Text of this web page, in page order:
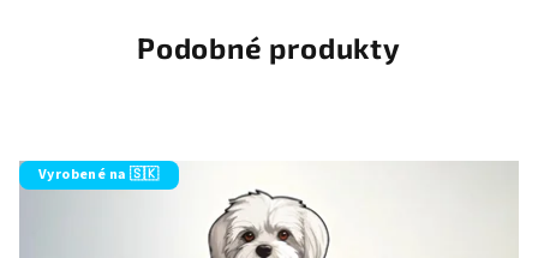
Podobné produkty
Vyrobené na 🇸🇰